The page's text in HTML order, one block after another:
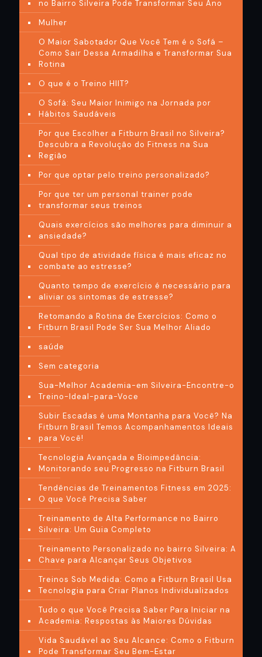
no Bairro Silveira Pode Transformar Seu Ano
Mulher
O Maior Sabotador Que Você Tem é o Sofá –
Como Sair Dessa Armadilha e Transformar Sua
Rotina
O que é o Treino HIIT?
O Sofá: Seu Maior Inimigo na Jornada por
Hábitos Saudáveis
Por que Escolher a Fitburn Brasil no Silveira?
Descubra a Revolução do Fitness na Sua
Região
Por que optar pelo treino personalizado?
Por que ter um personal trainer pode
transformar seus treinos
Quais exercícios são melhores para diminuir a
ansiedade?
Qual tipo de atividade física é mais eficaz no
combate ao estresse?
Quanto tempo de exercício é necessário para
aliviar os sintomas de estresse?
Retomando a Rotina de Exercícios: Como o
Fitburn Brasil Pode Ser Sua Melhor Aliado
saúde
Sem categoria
Sua-Melhor Academia-em Silveira-Encontre-o
Treino-Ideal-para-Voce
Subir Escadas é uma Montanha para Você? Na
Fitburn Brasil Temos Acompanhamentos Ideais
para Você!
Tecnologia Avançada e Bioimpedância:
Monitorando seu Progresso na Fitburn Brasil
Tendências de Treinamentos Fitness em 2025:
O que Você Precisa Saber
Treinamento de Alta Performance no Bairro
Silveira: Um Guia Completo
Treinamento Personalizado no bairro Silveira: A
Chave para Alcançar Seus Objetivos
Treinos Sob Medida: Como a Fitburn Brasil Usa
Tecnologia para Criar Planos Individualizados
Tudo o que Você Precisa Saber Para Iniciar na
Academia: Respostas às Maiores Dúvidas
Vida Saudável ao Seu Alcance: Como o Fitburn
Pode Transformar Seu Bem-Estar